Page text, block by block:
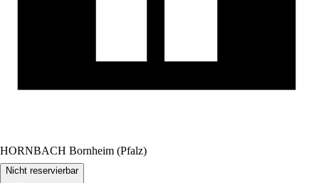
HORNBACH Bornheim (Pfalz)
Nicht reservierbar